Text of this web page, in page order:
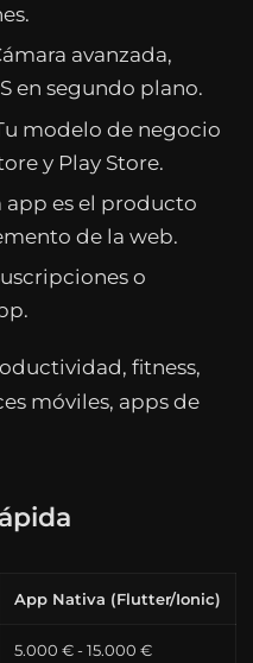
avanzada,
en segundo plano.
modelo de negocio
y Play Store.
app es el producto
de la web.
o
fitness,
móviles, apps de
App Nativa (Flutter/Ionic)
5.000 € - 15.000 €